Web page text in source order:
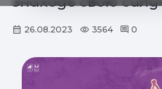
26.08.2023 3564 0